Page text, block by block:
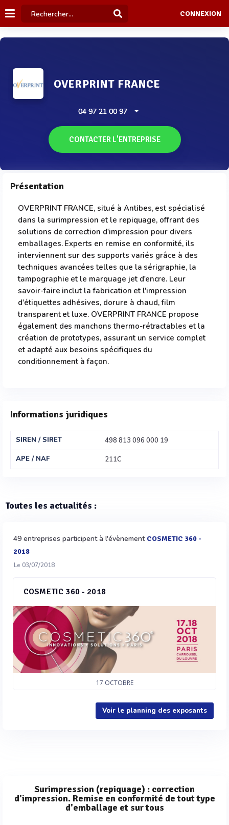
CONNEXION
OVERPRINT FRANCE
04 97 21 00 97
CONTACTER L'ENTREPRISE
Présentation
OVERPRINT FRANCE, situé à Antibes, est spécialisé
dans la surimpression et le repiquage, offrant des
solutions de correction d'impression pour divers
emballages. Experts en remise en conformité, ils
interviennent sur des supports variés grâce à des
techniques avancées telles que la sérigraphie, la
tampographie et le marquage jet d'encre. Leur
savoir-faire inclut la fabrication et l'impression
d'étiquettes adhésives, dorure à chaud, film
transparent et luxe. OVERPRINT FRANCE propose
également des manchons thermo-rétractables et la
création de prototypes, assurant un service complet
et adapté aux besoins spécifiques du
conditionnement à façon.
Informations juridiques
SIREN / SIRET
498 813 096 000 19
APE / NAF
211C
Toutes les actualités :
49 entreprises participent à l'évènement COSMETIC 360 -
2018
Le 03/07/2018
COSMETIC 360 - 2018
17 OCTOBRE
Voir le planning des exposants
Surimpression (repiquage) : correction
d'impression. Remise en conformité de tout type
d'emballage et sur tous